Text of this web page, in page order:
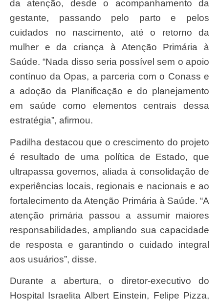
da atenção, desde o acompanhamento da
gestante, passando pelo parto e pelos
cuidados no nascimento, até o retorno da
mulher e da criança à Atenção Primária à
Saúde. “Nada disso seria possível sem o apoio
contínuo da Opas, a parceria com o Conass e
a adoção da Planificação e do planejamento
em saúde como elementos centrais dessa
estratégia”, afirmou.
Padilha destacou que o crescimento do projeto
é resultado de uma política de Estado, que
ultrapassa governos, aliada à consolidação de
experiências locais, regionais e nacionais e ao
fortalecimento da Atenção Primária à Saúde. “A
atenção primária passou a assumir maiores
responsabilidades, ampliando sua capacidade
de resposta e garantindo o cuidado integral
aos usuários”, disse.
Durante a abertura, o diretor-executivo do
Hospital Israelita Albert Einstein, Felipe Pizza,